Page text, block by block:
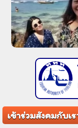
เข้าร่วมสังคมกับเร